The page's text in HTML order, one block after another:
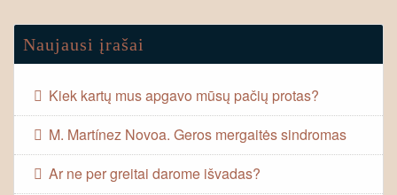
Naujausi įrašai
Kiek kartų mus apgavo mūsų pačių protas?
M. Martínez Novoa. Geros mergaitės sindromas
Ar ne per greitai darome išvadas?